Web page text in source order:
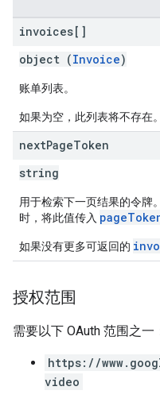
invoices[]
object (Invoice)
账单列表。
如果为空，此列表将不存在。
nextPageToken
string
用于检索下一页结果的令牌
时，将此值传入
如果没有更多可返回的
授权范围
需要以下 OAuth 范围之一
https://
video